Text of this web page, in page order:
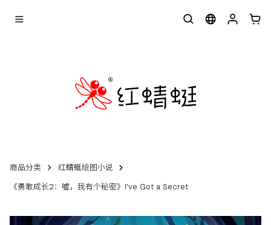
商品分类
红蜻蜓绘图小说
《勇敢成长2：嘘，我有个秘密》I’ve Got a Secret